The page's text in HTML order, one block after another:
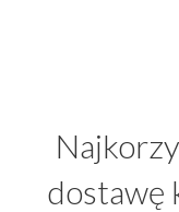
dostawę